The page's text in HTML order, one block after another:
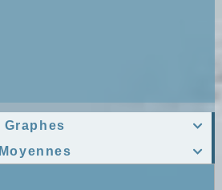

Graphes

Moyennes